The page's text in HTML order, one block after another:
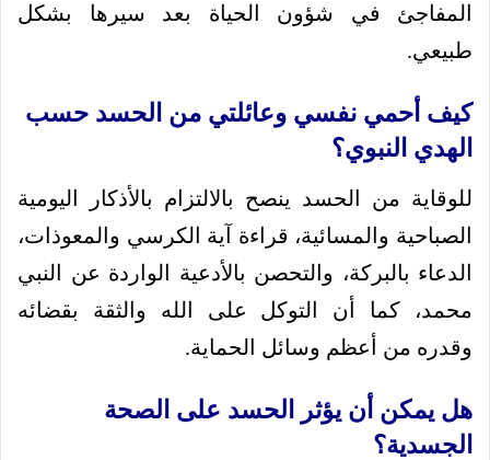
المفاجئ في شؤون الحياة بعد سيرها بشكل
طبيعي.
كيف أحمي نفسي وعائلتي من الحسد حسب
الهدي النبوي؟
للوقاية من الحسد ينصح بالالتزام بالأذكار اليومية
الصباحية والمسائية، قراءة آية الكرسي والمعوذات،
الدعاء بالبركة، والتحصن بالأدعية الواردة عن النبي
محمد، كما أن التوكل على الله والثقة بقضائه
وقدره من أعظم وسائل الحماية.
هل يمكن أن يؤثر الحسد على الصحة
الجسدية؟